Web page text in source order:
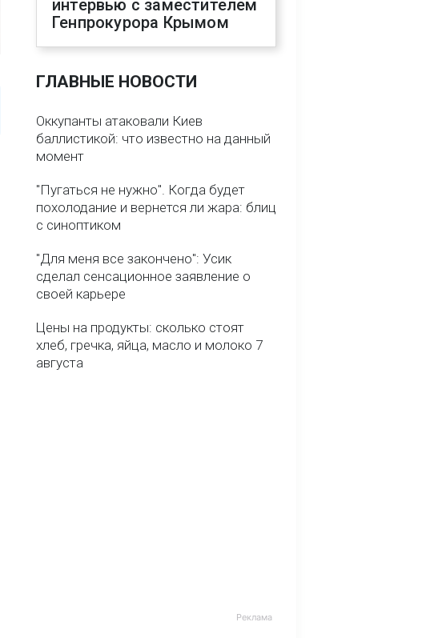
интервью с заместителем
Генпрокурора Крымом
ГЛАВНЫЕ НОВОСТИ
Оккупанты атаковали Киев
баллистикой: что известно на данный
момент
"Пугаться не нужно". Когда будет
похолодание и вернется ли жара: блиц
с синоптиком
"Для меня все закончено": Усик
сделал сенсационное заявление о
своей карьере
Цены на продукты: сколько стоят
хлеб, гречка, яйца, масло и молоко 7
августа